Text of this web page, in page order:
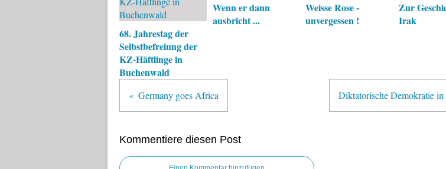
68. Jahrestag der
Selbstbefreiung der
KZ-Häftlinge in
Buchenwald
Wenn er dann
ausbricht ...
Weisse Rose -
unvergessen !
Zur
Irak
Germany goes Africa Diktatorische Demokratie
Kommentiere diesen Post